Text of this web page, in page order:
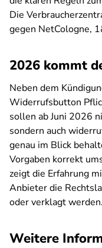
Die
gegen NetCologne,
2026 kommt
Neben dem
Widerrufsbutton
sollen ab Juni 2026
sondern auch
genau im Blick
Vorgaben korrekt
zeigt die Erfahrung
Anbieter die
oder verklagt
Weitere